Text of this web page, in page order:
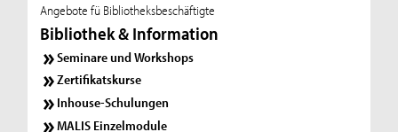
Angebote fü Bibliotheksbeschäftigte
Bibliothek & Information
Seminare und Workshops
Zertifikatskurse
Inhouse-Schulungen
MALIS Einzelmodule